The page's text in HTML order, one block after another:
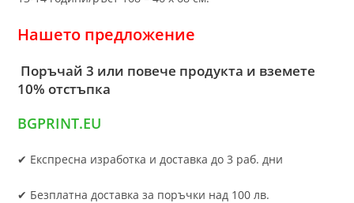
Нашето предложение
Поръчай 3 или повече продукта и вземете
10% отстъпка
BGPRINT.EU
✔ Експресна изработка и доставка до 3 раб. дни
✔ Безплатна доставка за поръчки над 100 лв.